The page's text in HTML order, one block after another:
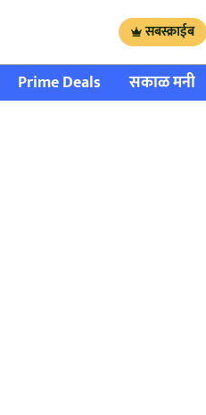
सबस्क्राईब
Prime Deals सकाळ मनी